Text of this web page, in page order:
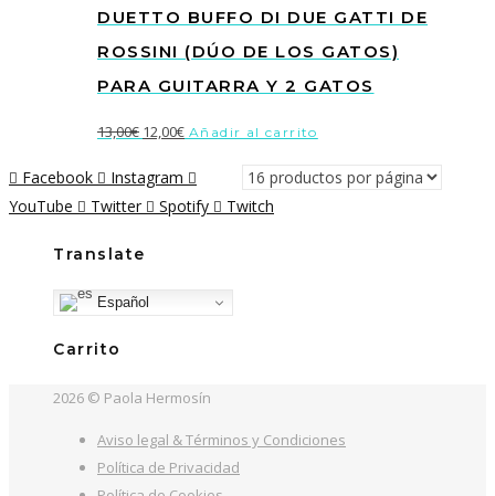
DUETTO BUFFO DI DUE GATTI DE
ROSSINI (DÚO DE LOS GATOS)
PARA GUITARRA Y 2 GATOS
13,00€ El
original
era:
12,00€El
actual
es:
Añadir al carrito
Facebook
Instagram
YouTube
Twitter Spotify Twitch
Translate
Español
Carrito
2026 © Paola Hermosín
Aviso legal & Términos y Condiciones
Política de Privacidad